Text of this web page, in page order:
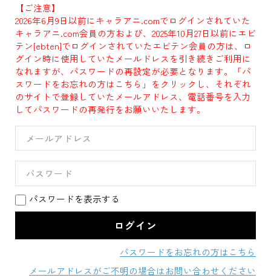
【ご注意】
2026年6月9日以前にキャラアニ.comでログインされていた
キャラアニ.com会員の方および、2025年10月27日以前にエビ
テン[ebten]でログインされていたエビテン会員の方は、ロ
グイン時に使用していたメールドレスを引き続きご利用に
なれますが、パスワードの再設定が必要となります。「パ
スワードをお忘れの方はこちら」をクリックし、それぞれ
のサイトで登録していたメールアドレス、電話番号を入力
してパスワードの再発行をお願いいたします。
パスワードを表示する
パスワードをお忘れの方はこちら
メールアドレスがご不明の場合はお問い合わせください